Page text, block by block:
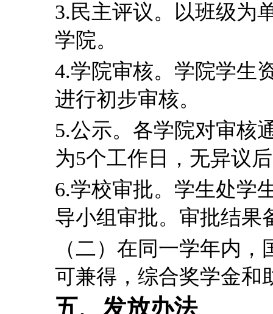
3.民主评议。以班级为
学院。
4.学院审核。学院学生
进行初步审核。
5.公示。各学院对审核
为5个工作日，无异议
6.学校审批。学生处学
导小组审批。审批结果
（二）在同一学年内
可兼得，综合奖学金和
五、发放办法